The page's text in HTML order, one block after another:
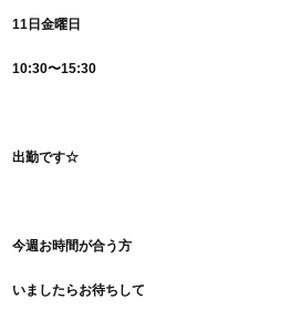
11日金曜日
10:30〜15:30
出勤です☆
今週お時間が合う方
いましたらお待ちして